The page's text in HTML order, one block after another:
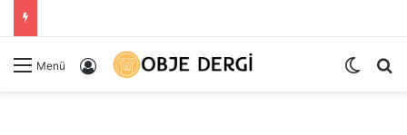
Menü Kayıt Ol Dış